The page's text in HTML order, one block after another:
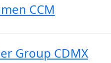
CCM
Group CDMX